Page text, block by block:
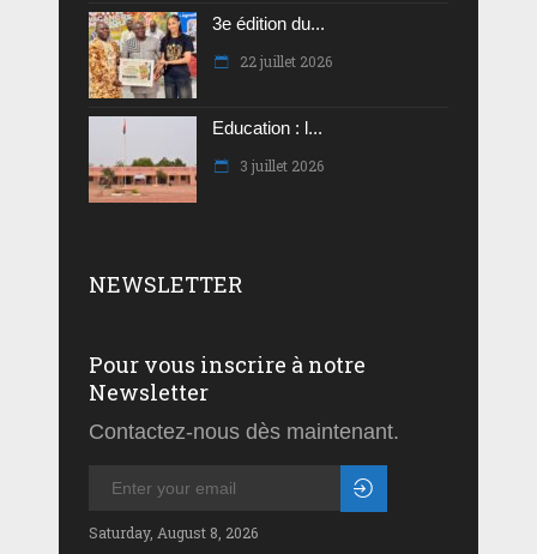
3e édition du...
22 juillet 2026
Education : l...
3 juillet 2026
NEWSLETTER
Pour vous inscrire à notre
Newsletter
Contactez-nous dès maintenant.
Saturday, August 8, 2026